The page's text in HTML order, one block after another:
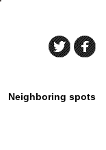
Neighboring spots